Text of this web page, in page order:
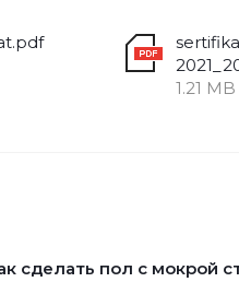
1.21 MB
сделать пол с мокрой